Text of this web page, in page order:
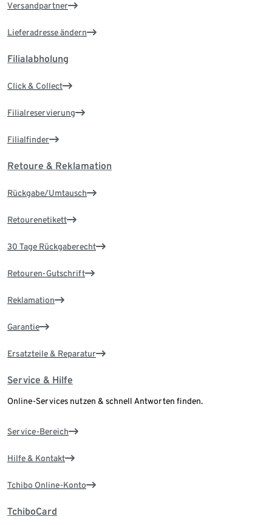
Versandpartner
Lieferadresse ändern
Filialabholung
Click & Collect
Filialreservierung
Filialfinder
Retoure & Reklamation
Rückgabe/Umtausch
Retourenetikett
30 Tage Rückgaberecht
Retouren-Gutschrift
Reklamation
Garantie
Ersatzteile & Reparatur
Service & Hilfe
Online-Services nutzen & schnell Antworten finden.
Service-Bereich
Hilfe & Kontakt
Tchibo Online-Konto
TchiboCard